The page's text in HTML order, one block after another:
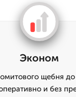
Эконом
щебня до
и без